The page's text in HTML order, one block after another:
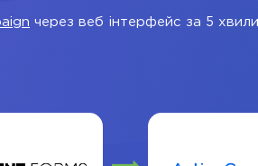
через веб інтерфейс за 5